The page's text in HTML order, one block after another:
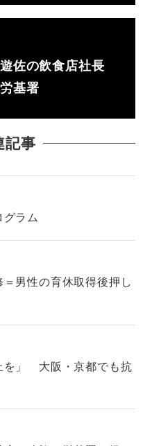
佐の飲食店社長
基署
記事
ラム
男性の育休取得後押し
を」 大阪・京都でも抗